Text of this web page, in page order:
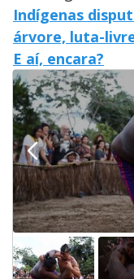
Indígenas
árvore, luta-
E aí, encara?